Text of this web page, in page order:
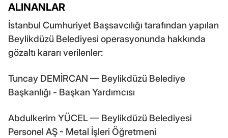
ALINANLAR
İstanbul Cumhuriyet Başsavcılığı tarafından yapılan
Beylikdüzü Belediyesi operasyonunda hakkında
gözaltı kararı verilenler:
Tuncay DEMİRCAN — Beylikdüzü Belediye
Başkanlığı - Başkan Yardımcısı
Abdulkerim YÜCEL — Beylikdüzü Belediyesi
Personel AŞ - Metal İşleri Öğretmeni